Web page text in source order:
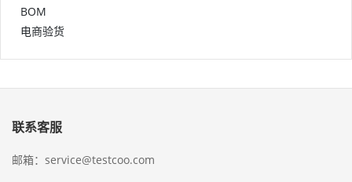
BOM
电商验货
联系客服
邮箱：service@testcoo.com